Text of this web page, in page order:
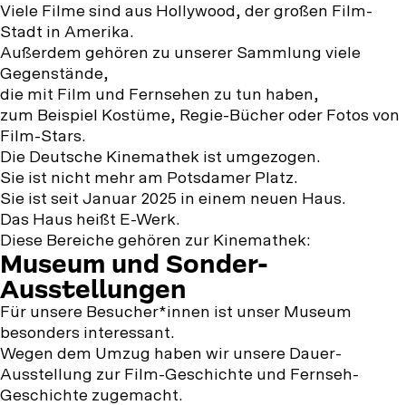
Viele Filme sind aus Hollywood, der großen Film-
Stadt in Amerika.
Außerdem gehören zu unserer Sammlung viele
Gegenstände,
die mit Film und Fernsehen zu tun haben,
zum Beispiel Kostüme, Regie-Bücher oder Fotos von
Film-Stars.
Die Deutsche Kinemathek ist umgezogen.
Sie ist nicht mehr am Potsdamer Platz.
Sie ist seit Januar 2025 in einem neuen Haus.
Das Haus heißt E-Werk.
Diese Bereiche gehören zur Kinemathek:
Museum und Sonder-
Ausstellungen
Für unsere Besucher*innen ist unser Museum
besonders interessant.
Wegen dem Umzug haben wir unsere Dauer-
Ausstellung zur Film-Geschichte und Fernseh-
Geschichte zugemacht.